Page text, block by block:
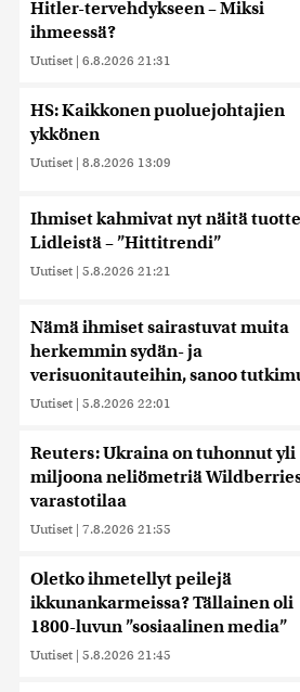
Hitler-tervehdykseen – Miksi
ihmeessä?
Uutiset | 6.8.2026 21:31
HS: Kaikkonen puoluejohtajien
ykkönen
Uutiset | 8.8.2026 13:09
Ihmiset kahmivat nyt näitä
Lidleistä – ”Hittitrendi”
Uutiset | 5.8.2026 21:21
Nämä ihmiset sairastuvat muita
herkemmin sydän- ja
verisuonitauteihin, sanoo
Uutiset | 5.8.2026 22:01
Reuters: Ukraina on tuhonnut yli
miljoona neliömetriä
varastotilaa
Uutiset | 7.8.2026 21:55
Oletko ihmetellyt peilejä
ikkunankarmeissa? Tällainen oli
1800-luvun ”sosiaalinen media”
Uutiset | 5.8.2026 21:45